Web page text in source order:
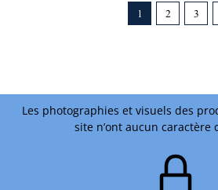
1 2 3
Les photographies et visuels des
site n’ont aucun caractère